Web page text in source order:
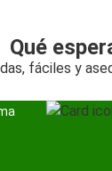
Qué
fáciles y